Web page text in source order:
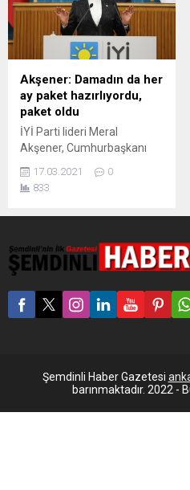
Akşener: Damadın da her
ay paket hazırlıyordu,
paket oldu
İYİ Parti lideri Meral
Akşener, Cumhurbaşkanı
ile ilişkileri üst düzeyde değil
de bir tık altında sürecek”
demeyeceksiniz, bir ‘tık’
altında, ‘Cumhurbaşkanı’ mı
diyeceksiniz? Rabia
yapmayacaksınız, bir ‘tık’
altında, 3 parmak mı
hemen her...
17.03.2021
0
833
Şemdinli Haber Gazetesi
barınmaktadır. 2022 -